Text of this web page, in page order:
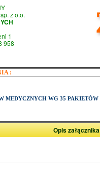
z o.o.
1
958
:
MEDYCZNYCH WG 35 PAKIETÓW
Opis załącznika